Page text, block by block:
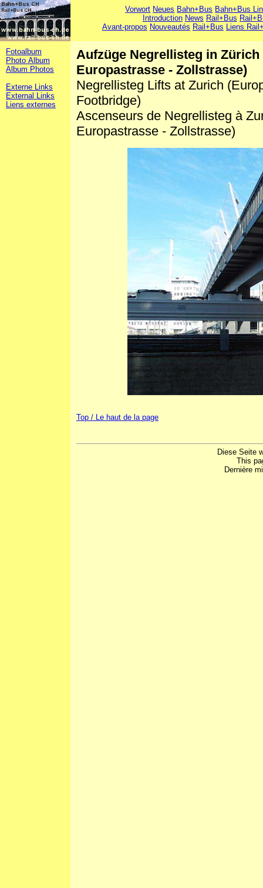
Vorwort Neues Bahn+Bus Bahn+Bus
Introduction News Rail+Bus
Avant-propos Nouveautés Rail+Bus Liens
Fotoalbum
Photo Album
Album Photos
Externe Links
External Links
Liens externes
Aufzüge Negrellisteg in Zürich
Europastrasse - Zollstrasse)
Negrellisteg Lifts at Zurich
Footbridge)
Ascenseurs de Negrellisteg à
Europastrasse - Zollstrasse)
Top / Le haut de la page
Diese Seite
This
Dernière